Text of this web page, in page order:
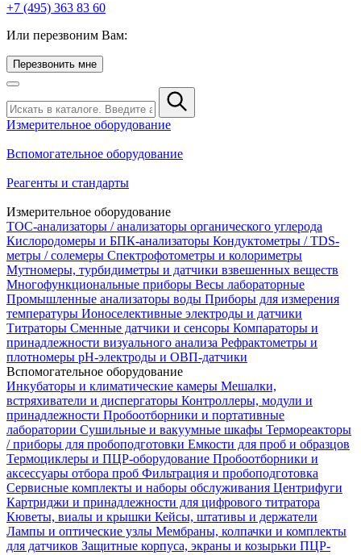
+7 (495) 363 83 60
Или перезвоним Вам:
Перезвонить мне
Измерительное оборудование
Вспомогательное оборудование
Реагенты и стандарты
Измерительное оборудование
TOC-анализаторы / анализаторы органического углерода
Кислородомеры и БПК-анализаторы Кондуктометры / TDS-
метры / солемеры Спектрофотометры и колориметры
Мутномеры, турбидиметры и датчики взвешенных веществ
Многофункциональные приборы Весы лабораторные
Промышленные анализаторы воды Приборы для измерения
температуры Ионоселективные электроды и датчики
Титраторы Сменные датчики и сенсоры Компараторы и
принадлежности визуального анализа Рефрактометры и
плотномеры pH-электроды и ОВП-датчики
Вспомогательное оборудование
Инкубаторы и климатические камеры Мешалки,
встряхиватели и диспергаторы Контроллеры, модули и
принадлежности Пробоотборники и портативные
лаборатории Сушильные и вакуумные шкафы Термореакторы
/ приборы для пробоподготовки Емкости для проб и образцов
Термоциклеры и ПЦР-оборудование Пробоотборники и
аксессуары отбора проб Фильтрация и пробоподготовка
Сервисные комплекты и наборы обслуживания Центрифуги
Картриджи и принадлежности для цифрового титратора
Кюветы, виалы и крышки Кейсы, штативы и держатели
Лампы и оптические узлы Мембраны, колпачки и комплекты
для датчиков Защитные корпуса, экраны и козырьки ПЦР-